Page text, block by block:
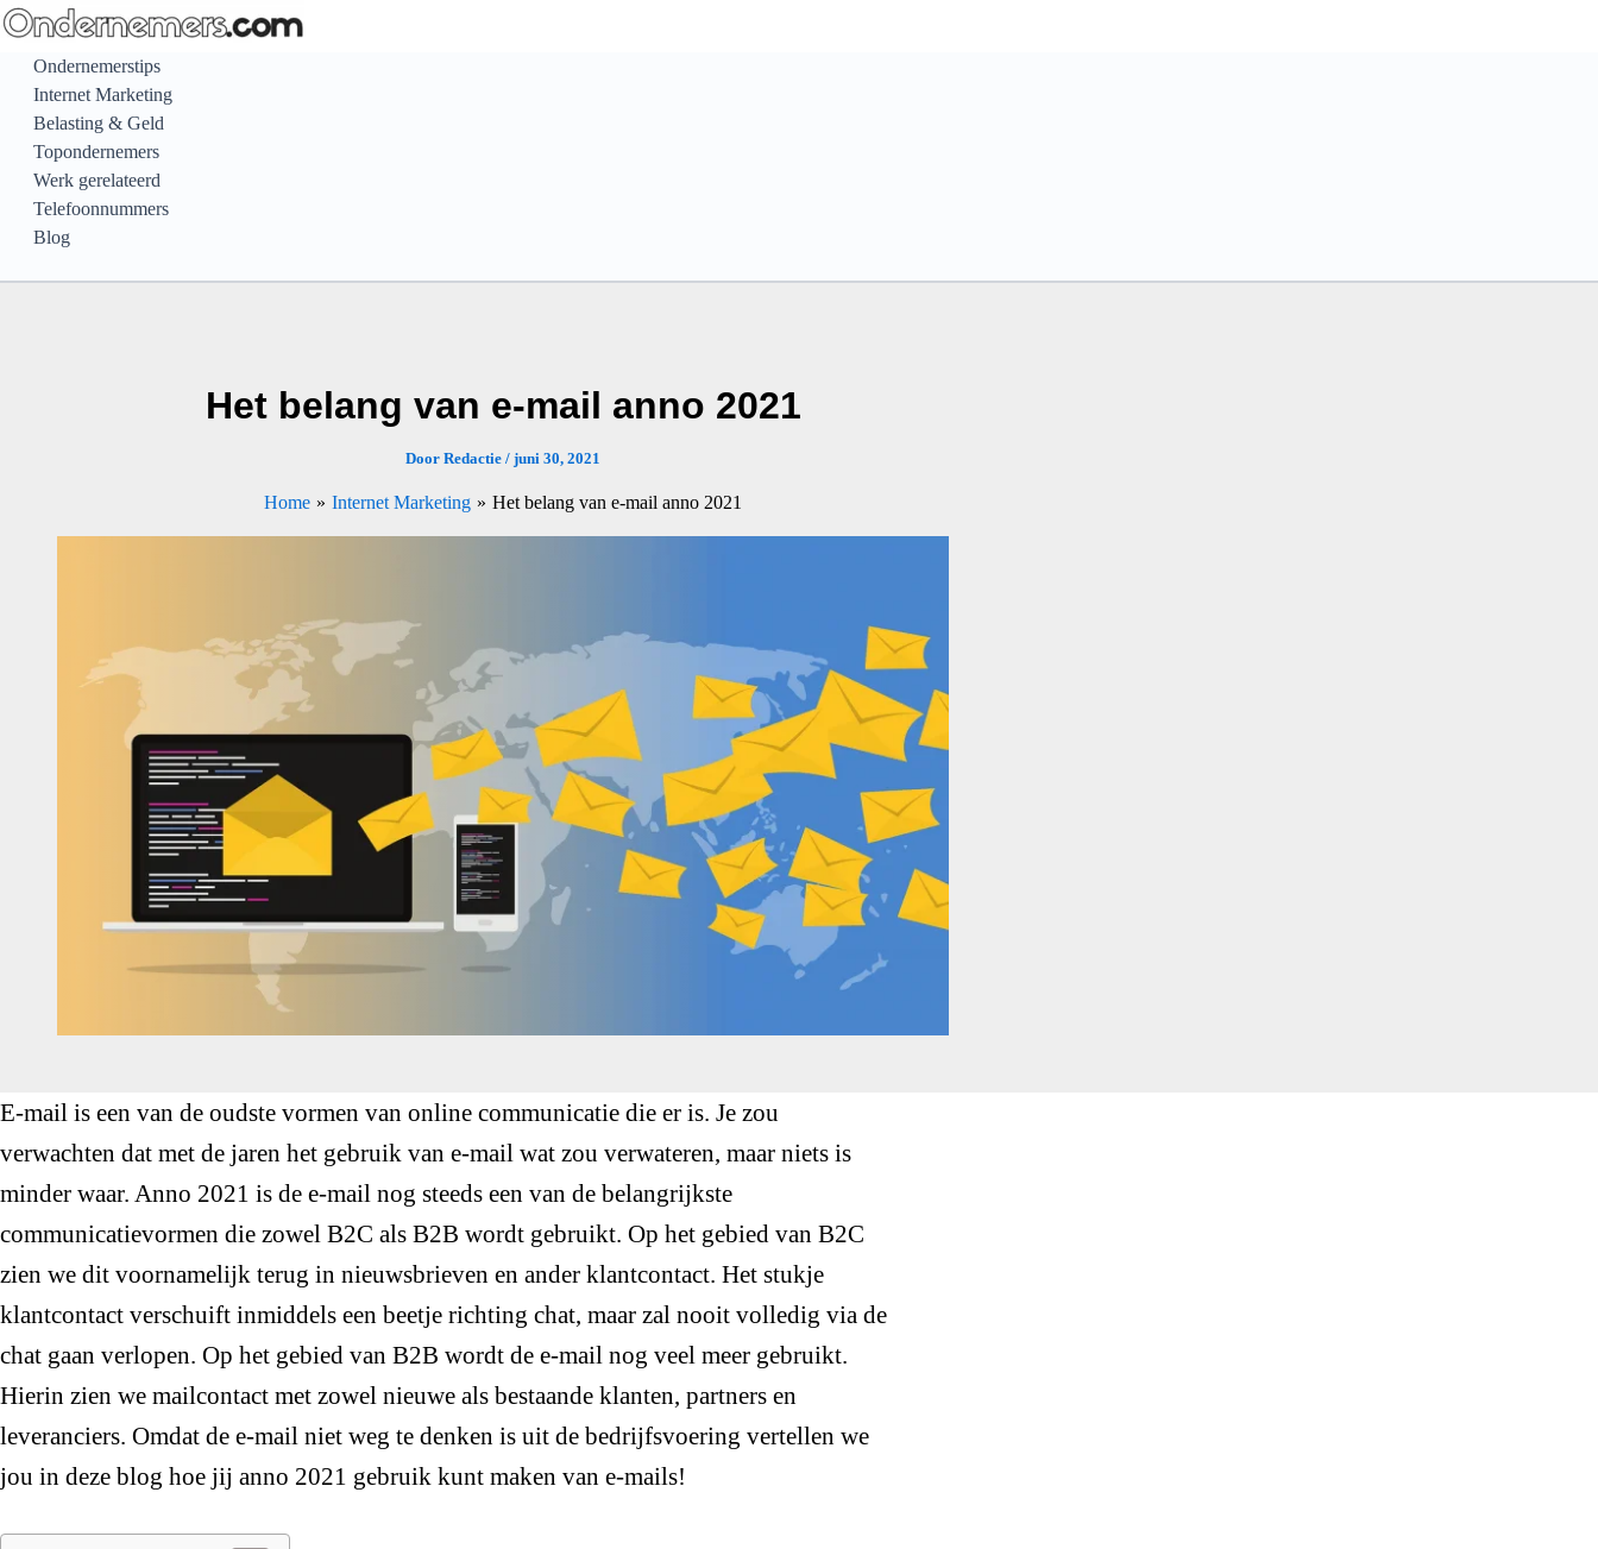
Ga
naar
inhoud
Ondernemerstips
Internet Marketing
Belasting & Geld
Topondernemers
Werk gerelateerd
Telefoonnummers
Blog
Het belang van e-mail anno 2021
Door Redactie / juni 30, 2021
Home Internet Marketing Het belang van e-mail anno 2021
E-mail is een van de oudste vormen van online communicatie die er is. Je zou
verwachten dat met de jaren het gebruik van e-mail wat zou verwateren, maar niets is
minder waar. Anno 2021 is de e-mail nog steeds een van de belangrijkste
communicatievormen die zowel B2C als B2B wordt gebruikt. Op het gebied van B2C
zien we dit voornamelijk terug in nieuwsbrieven en ander klantcontact. Het stukje
klantcontact verschuift inmiddels een beetje richting chat, maar zal nooit volledig via de
chat gaan verlopen. Op het gebied van B2B wordt de e-mail nog veel meer gebruikt.
Hierin zien we mailcontact met zowel nieuwe als bestaande klanten, partners en
leveranciers. Omdat de e-mail niet weg te denken is uit de bedrijfsvoering vertellen we
jou in deze blog hoe jij anno 2021 gebruik kunt maken van e-mails!